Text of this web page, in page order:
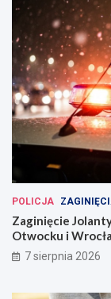
POLICJA
Zaginięcie
Otwocku i
7 sierpnia 2026